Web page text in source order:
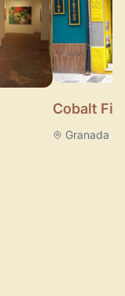
Cobalt
Granada